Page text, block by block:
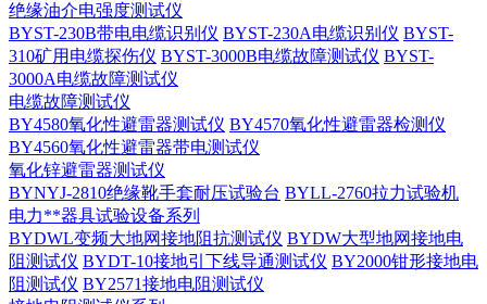
绝缘油介电强度测试仪
BYST-230B带电电缆识别仪 BYST-230A电缆识别仪 BYST-
310矿用电缆探伤仪 BYST-3000B电缆故障测试仪 BYST-
3000A电缆故障测试仪
电缆故障测试仪
BY4580氧化性避雷器测试仪 BY4570氧化性避雷器检测仪
BY4560氧化性避雷器带电测试仪
氧化锌避雷器测试仪
BYNYJ-2810绝缘靴手套耐压试验台 BYLL-2760拉力试验机
电力**器具试验设备系列
BYDWL变频大地网接地阻抗测试仪 BYDW大型地网接地电
阻测试仪 BYDT-10接地引下线导通测试仪 BY2000钳形接地电
阻测试仪 BY2571接地电阻测试仪